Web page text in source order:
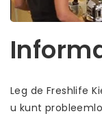
Leg de Freshlife
u kunt